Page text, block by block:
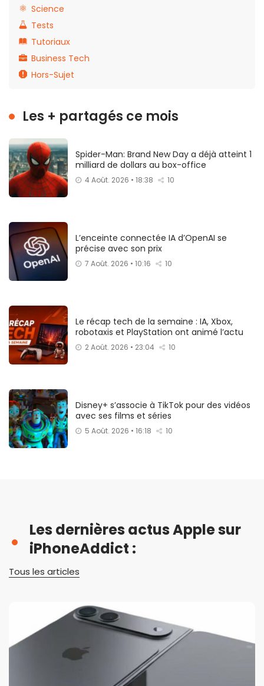
Science
Tests
Tutoriaux
Business Tech
Hors-Sujet
Les + partagés ce mois
Spider-Man: Brand New Day a déjà atteint 1
milliard de dollars au box-office
4 Août. 2026 • 18:38 10
L’enceinte connectée IA d’OpenAI se
précise avec son prix
7 Août. 2026 • 10:16 10
Le récap tech de la semaine : IA, Xbox,
robotaxis et PlayStation ont animé l’actu
2 Août. 2026 • 23:04 10
Disney+ s’associe à TikTok pour des vidéos
avec ses films et séries
5 Août. 2026 • 16:18 10
Les dernières actus Apple sur
iPhoneAddict :
Tous les articles